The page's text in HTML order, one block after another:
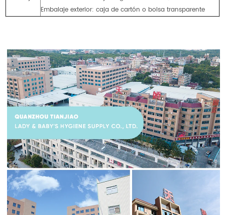
Embalaje exterior: caja de cartón o bolsa transparente